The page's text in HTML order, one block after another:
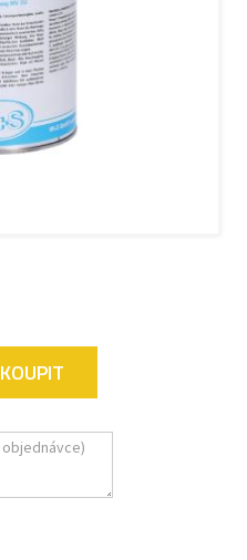
KOUPIT